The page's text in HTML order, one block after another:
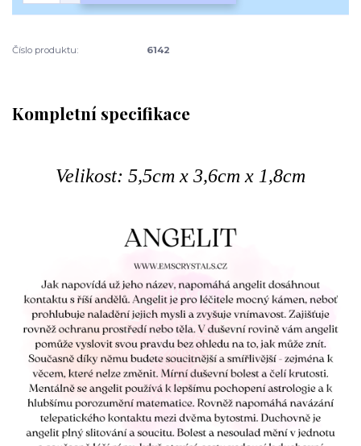
Číslo produktu: 6142
Kompletní specifikace
Velikost: 5,5cm x 3,6cm x 1,8cm